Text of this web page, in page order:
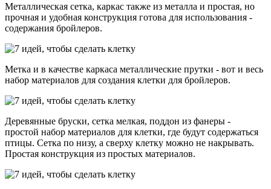
Металлическая сетка, каркас также из металла и простая, но
прочная и удобная конструкция готова для использования -
содержания бройлеров.
Метка и в качестве каркаса металлические прутки - вот и весь
набор материалов для создания клетки для бройлеров.
Деревянные бруски, сетка мелкая, поддон из фанеры -
простой набор материалов для клетки, где будут содержаться
птицы. Сетка по низу, а сверху клетку можно не накрывать.
Простая конструкция из простых материалов.